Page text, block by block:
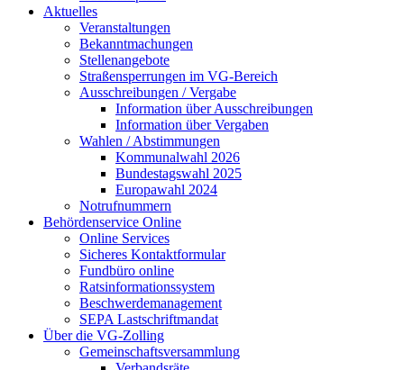
Aktuelles
Veranstaltungen
Bekanntmachungen
Stellenangebote
Straßensperrungen im VG-Bereich
Ausschreibungen / Vergabe
Information über Ausschreibungen
Information über Vergaben
Wahlen / Abstimmungen
Kommunalwahl 2026
Bundestagswahl 2025
Europawahl 2024
Notrufnummern
Behördenservice Online
Online Services
Sicheres Kontaktformular
Fundbüro online
Ratsinformationssystem
Beschwerdemanagement
SEPA Lastschriftmandat
Über die VG-Zolling
Gemeinschaftsversammlung